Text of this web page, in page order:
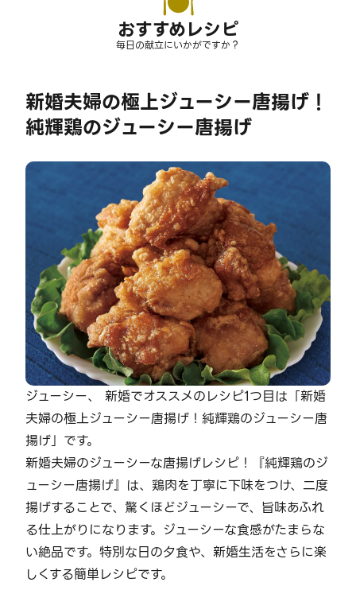
おすすめレシピ
毎日の献立にいかがですか？
新婚夫婦の極上ジューシー唐揚げ！
純輝鶏のジューシー唐揚げ
ジューシー、 新婚でオススメのレシピ1つ目は「新婚
夫婦の極上ジューシー唐揚げ！純輝鶏のジューシー唐
揚げ」です。
新婚夫婦のジューシーな唐揚げレシピ！『純輝鶏のジ
ューシー唐揚げ』は、鶏肉を丁寧に下味をつけ、二度
揚げすることで、驚くほどジューシーで、旨味あふれ
る仕上がりになります。ジューシーな食感がたまらな
い絶品です。特別な日の夕食や、新婚生活をさらに楽
しくする簡単レシピです。